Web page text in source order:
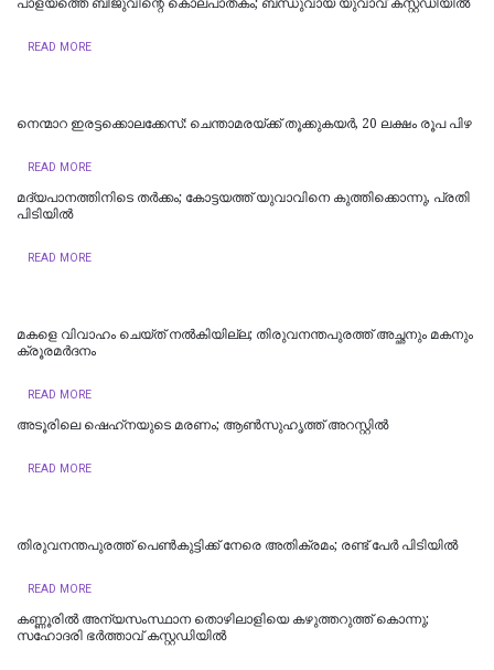
പാളയത്തെ ബിജുവിന്റെ കൊലപാതകം; ബന്ധുവായ യുവാവ് കസ്റ്റഡിയില്‍
READ MORE
നെന്മാറ ഇരട്ടക്കൊലക്കേസ്: ചെന്താമരയ്ക്ക് തൂക്കുകയർ, 20 ലക്ഷം രൂപ പിഴ
READ MORE
മദ്യപാനത്തിനിടെ തര്‍ക്കം; കോട്ടയത്ത് യുവാവിനെ കുത്തിക്കൊന്നു, പ്രതി
പിടിയില്‍
READ MORE
മകളെ വിവാഹം ചെയ്ത് നൽകിയില്ല; തിരുവനന്തപുരത്ത് അച്ഛനും മകനും
ക്രൂരമര്‍ദനം
READ MORE
അടൂരിലെ ഷെഹ്‌നയുടെ മരണം; ആണ്‍സുഹൃത്ത് അറസ്റ്റില്‍
READ MORE
തിരുവനന്തപുരത്ത് പെൺകുട്ടിക്ക് നേരെ അതിക്രമം; രണ്ട് പേർ പിടിയിൽ
READ MORE
കണ്ണൂരിൽ അന്യസംസ്ഥാന തൊഴിലാളിയെ കഴുത്തറുത്ത് കൊന്നു;
സഹോദരി ഭർത്താവ് കസ്റ്റഡിയിൽ